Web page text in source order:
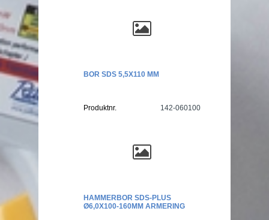
BOR SDS 5,5X110 MM
Produktnr. 142-060100
HAMMERBOR SDS-PLUS
Ø6,0X100-160MM ARMERING